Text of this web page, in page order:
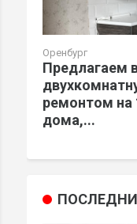
Оренбург
Предлагаем
ремонтом на
дома,...